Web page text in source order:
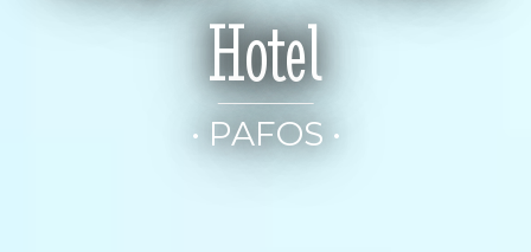
Hotel
• PAFOS •